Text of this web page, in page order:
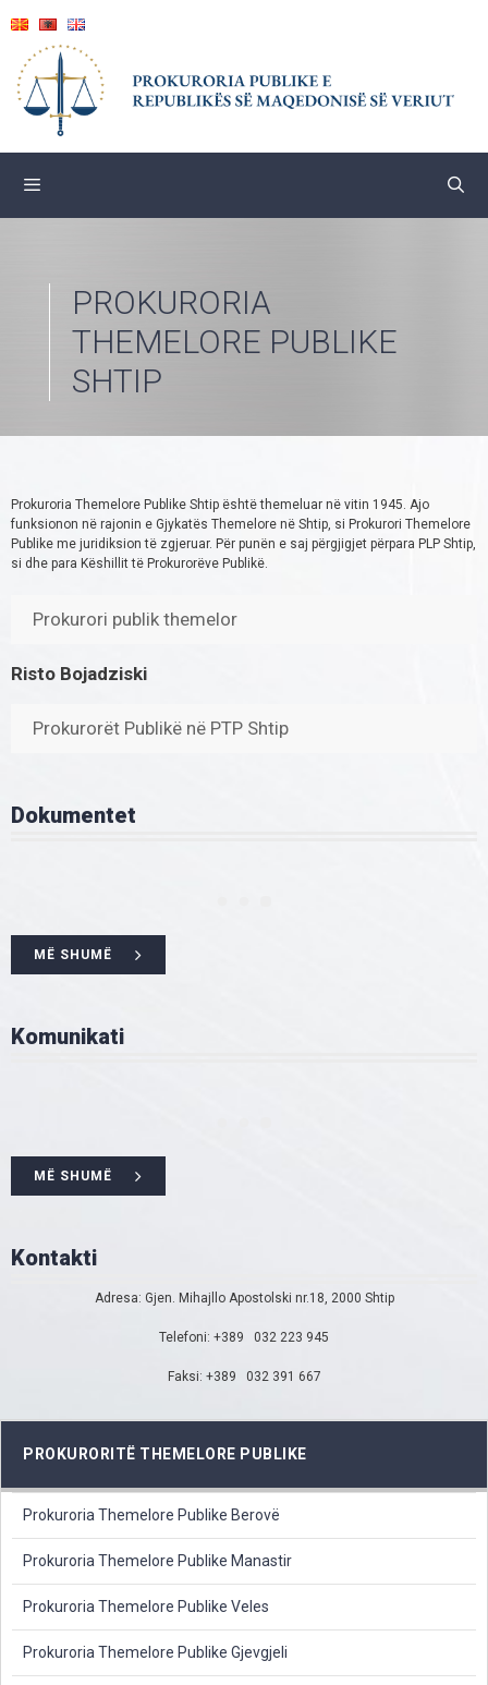
content
PROKURORIA
THEMELORE PUBLIKE
SHTIP
Prokuroria Themelore Publike Shtip është themeluar në vitin 1945. Ajo
funksionon në rajonin e Gjykatës Themelore në Shtip, si Prokurori Themelore
Publike me juridiksion të zgjeruar. Për punën e saj përgjigjet përpara PLP Shtip,
si dhe para Këshillit të Prokurorëve Publikë.
Prokurori publik themelor
Risto Bojadziski
Prokurorët Publikë në PTP Shtip
Dokumentet
MË SHUMË
Komunikati
MË SHUMË
Kontakti
Adresa: Gjen. Mihajllo Apostolski nr.18, 2000 Shtip
Telefoni: +389 032 223 945
Faksi: +389 032 391 667
PROKURORITË THEMELORE PUBLIKE
Prokuroria Themelore Publike Berovë
Prokuroria Themelore Publike Manastir
Prokuroria Themelore Publike Veles
Prokuroria Themelore Publike Gjevgjeli